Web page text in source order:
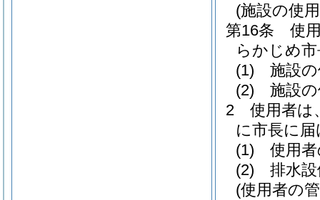
(施設の使
第16条
使
らかじめ
(1)
施設
(2)
施設
2
使用者は
に市長に
(1)
使用
(2)
排水
(使用者の